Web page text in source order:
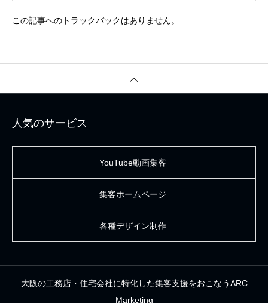
この記事へのトラックバックはありません。
人気のサービス
YouTube動画集客
集客ホームページ
各種デザイン制作
大阪の工務店・住宅会社に特化した集客支援をおこなうARC
Marketing